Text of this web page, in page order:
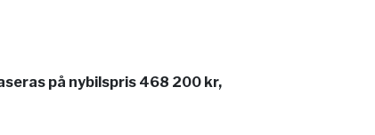
på nybilspris 468 200 kr,